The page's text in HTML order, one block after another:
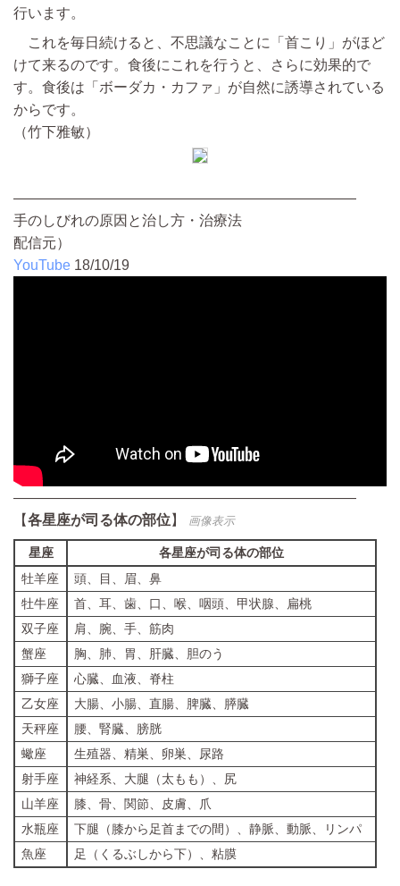
行います。
これを毎日続けると、不思議なことに「首こり」がほど
けて来るのです。食後にこれを行うと、さらに効果的で
す。食後は「ボーダカ・カファ」が自然に誘導されている
からです。
（竹下雅敏）
————————————————————————
手のしびれの原因と治し方・治療法
配信元）
YouTube 18/10/19
————————————————————————
【各星座が司る体の部位】 画像表示
星座
各星座が司る体の部位
牡羊座
頭、目、眉、鼻
牡牛座
首、耳、歯、口、喉、咽頭、甲状腺、扁桃
双子座
肩、腕、手、筋肉
蟹座
胸、肺、胃、肝臓、胆のう
獅子座
心臓、血液、脊柱
乙女座
大腸、小腸、直腸、脾臓、膵臓
天秤座
腰、腎臓、膀胱
蠍座
生殖器、精巣、卵巣、尿路
射手座
神経系、大腿（太もも）、尻
山羊座
膝、骨、関節、皮膚、爪
水瓶座
下腿（膝から足首までの間）、静脈、動脈、リンパ
魚座
足（くるぶしから下）、粘膜